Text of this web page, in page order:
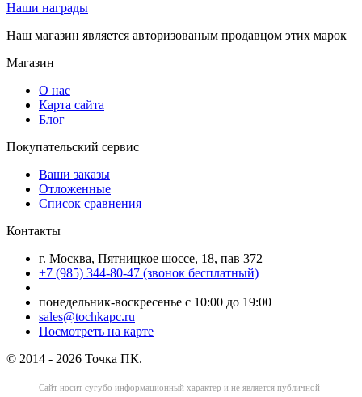
Наши награды
Наш магазин является авторизованым продавцом этих марок
Магазин
О нас
Карта сайта
Блог
Покупательский сервис
Ваши заказы
Отложенные
Список сравнения
Контакты
г. Москва, Пятницкое шоссе, 18, пав 372
+7 (985) 344-80-47 (звонок бесплатный)
понедельник-воскресенье с 10:00 до 19:00
sales@tochkapc.ru
Посмотреть на карте
© 2014 - 2026 Точка ПК.
Сайт носит сугубо информационный характер и не является публичной